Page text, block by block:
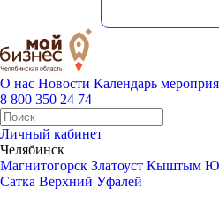
О нас Новости Календарь
8 800 350 24 74
Личный кабинет
Челябинск
Магнитогорск Златоуст Кыштым
Сатка Верхний Уфалей